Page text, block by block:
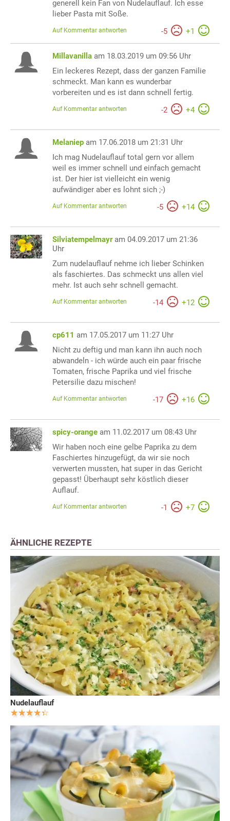
generell kein Fan von Nudelauflauf. Ich esse
lieber Pasta mit Soße.
-5 +1
Auf Kommentar antworten
Millavanilla am 18.03.2019 um 09:56 Uhr
Ein leckeres Rezept, dass der ganzen Familie
schmeckt. Man kann es wunderbar
vorbereiten und es ist dann schnell fertig.
-2 +4
Auf Kommentar antworten
Melaniep am 17.06.2018 um 21:31 Uhr
Ich mag Nudelauflauf total gern vor allem
weil es immer schnell und einfach gemacht
ist. Der hier ist vielleicht ein wenig
aufwändiger aber es lohnt sich ;-)
-5 +14
Auf Kommentar antworten
Silviatempelmayr am 04.09.2017 um 21:36
Uhr
Zum nudelauflauf nehme ich lieber Schinken
als faschiertes. Das schmeckt uns allen viel
mehr. Ist auch sehr schnell gemacht.
-14 +12
Auf Kommentar antworten
cp611 am 17.05.2017 um 11:27 Uhr
Nicht zu deftig und man kann ihn auch noch
abwandeln - ich würde auch ein paar frische
Tomaten, frische Paprika und viel frische
Petersilie dazu mischen!
-17 +16
Auf Kommentar antworten
spicy-orange am 11.02.2017 um 08:43 Uhr
Wir haben noch eine gelbe Paprika zu dem
Faschiertes hinzugefügt, da wir sie noch
verwerten mussten, hat super in das Gericht
gepasst! Überhaupt sehr köstlich dieser
Auflauf.
-1 +7
Auf Kommentar antworten
ÄHNLICHE REZEPTE
Nudelauflauf